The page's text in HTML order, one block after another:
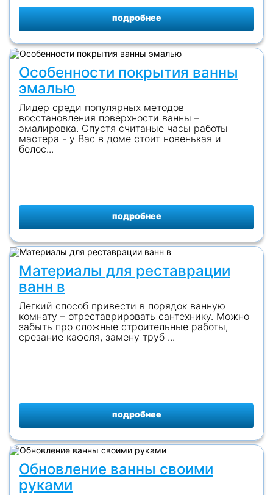
подробнее
Особенности покрытия ванны
эмалью
Лидер среди популярных методов
восстановления поверхности ванны –
эмалировка. Спустя считаные часы работы
мастера - у Вас в доме стоит новенькая и
белос...
подробнее
Материалы для реставрации
ванн в
Легкий способ привести в порядок ванную
комнату – отреставрировать сантехнику. Можно
забыть про сложные строительные работы,
срезание кафеля, замену труб ...
подробнее
Обновление ванны своими
руками